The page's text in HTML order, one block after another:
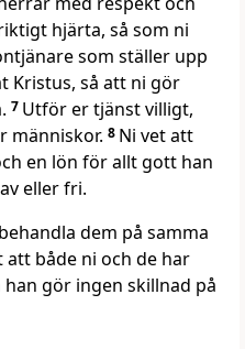
hjärta, så som ni
som ställer upp
Kristus, så att ni gör
7 Utför er tjänst villigt,
människor. 8 Ni vet att
en lön för allt gott han
eller fri.
dem på samma
att både ni och de har
gör ingen skillnad på